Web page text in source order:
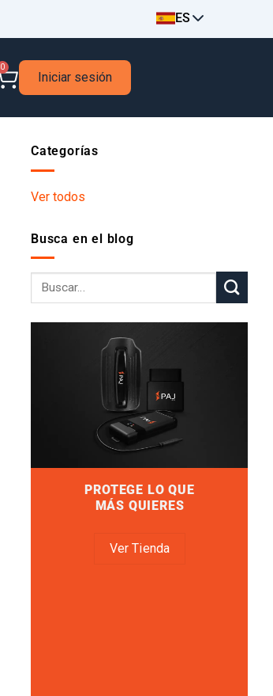
ES
0
Iniciar sesión
Categorías
Ver todos
Busca en el blog
PROTEGE LO QUE
MÁS QUIERES
Ver Tienda